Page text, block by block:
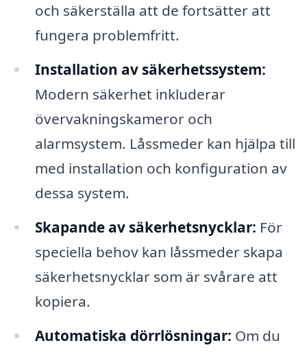
och säkerställa att de fortsätter att
fungera problemfritt.
Installation av säkerhetssystem:
Modern säkerhet inkluderar
övervakningskameror och
alarmsystem. Låssmeder kan hjälpa till
med installation och konfiguration av
dessa system.
Skapande av säkerhetsnycklar: För
speciella behov kan låssmeder skapa
säkerhetsnycklar som är svårare att
kopiera.
Automatiska dörrlösningar: Om du